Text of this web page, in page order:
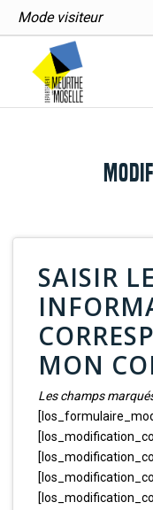
Mode visiteur
SAISIR
MON
Les champs